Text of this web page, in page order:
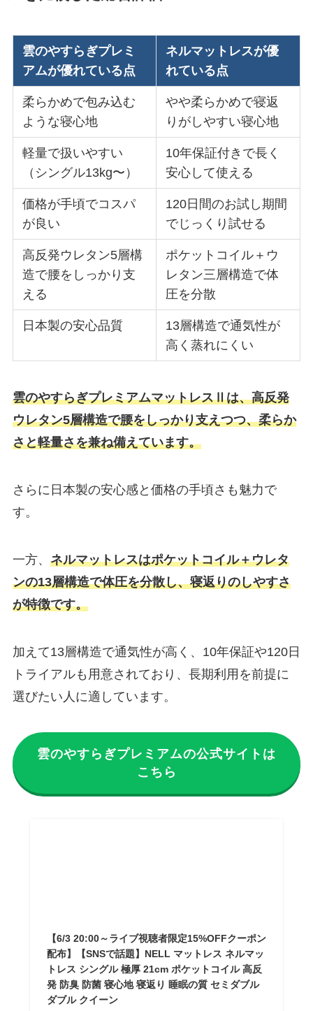
雲のやすらぎプレミ
アムが優れている点
ネルマットレスが優
れている点
柔らかめで包み込む
ような寝心地
やや柔らかめで寝返
りがしやすい寝心地
軽量で扱いやすい
（シングル13kg〜）
10年保証付きで長く
安心して使える
価格が手頃でコスパ
が良い
120日間のお試し期間
でじっくり試せる
高反発ウレタン5層構
造で腰をしっかり支
える
ポケットコイル＋ウ
レタン三層構造で体
圧を分散
日本製の安心品質
13層構造で通気性が
高く蒸れにくい
雲のやすらぎプレミアムマットレスⅡは、高反発
ウレタン5層構造で腰をしっかり支えつつ、柔らか
さと軽量さを兼ね備えています。
さらに日本製の安心感と価格の手頃さも魅力で
す。
一方、 ネルマットレスはポケットコイル＋ウレタ
ンの13層構造で体圧を分散し、寝返りのしやすさ
が特徴です。
加えて13層構造で通気性が高く、10年保証や120日
トライアルも用意されており、長期利用を前提に
選びたい人に適しています。
雲のやすらぎプレミアムの公式サイトは
こちら
【6/3 20:00～ライブ視聴者限定15%OFFクーポン
配布】【SNSで話題】NELL マットレス ネルマッ
トレス シングル 極厚 21cm ポケットコイル 高反
発 防臭 防菌 寝心地 寝返り 睡眠の質 セミダブル
ダブル クイーン